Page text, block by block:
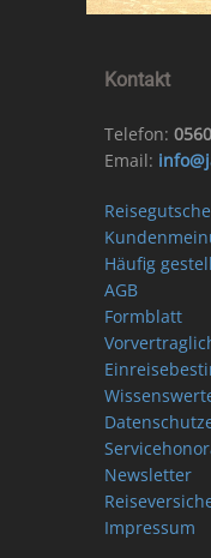
Kontakt
Telefon:
Email:
Häufig
AGB
Formblatt
Newsletter
Impressum